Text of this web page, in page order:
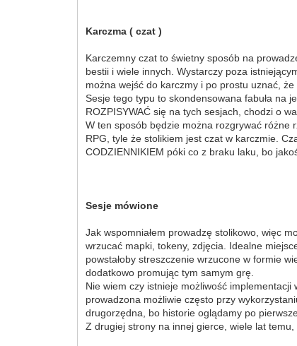
Karczma ( czat )
Karczemny czat to świetny sposób na
bestii i wiele innych. Wystarczy poza
można wejść do karczmy i po prostu uznać,
Sesje tego typu to skondensowana fabuła na
ROZPISYWAĆ się na tych sesjach, chodzi o
W ten sposób będzie można rozgrywać różne
RPG, tyle że stolikiem jest czat w karczmie.
CODZIENNIKIEM póki co z braku laku, bo
Sesje mówione
Jak wspomniałem prowadzę stolikowo, więc
wrzucać mapki, tokeny, zdjęcia. Idealne
powstałoby streszczenie wrzucone w formie
dodatkowo promując tym samym grę.
Nie wiem czy istnieje możliwość implementacji
prowadzona możliwie często przy
drugorzędna, bo historie oglądamy po
Z drugiej strony na innej gierce, wiele lat